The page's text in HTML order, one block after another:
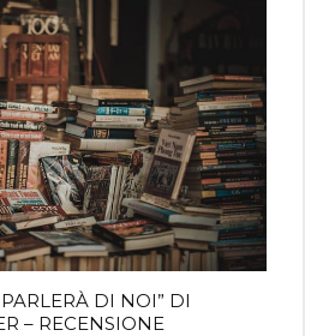
DI NOI” DI
– RECENSIONE